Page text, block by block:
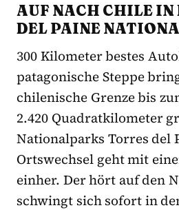
AUF NACH CHILE IN
DEL PAINE
300 Kilometer bestes
patagonische Steppe
chilenische Grenze bis
2.420 Quadratkilometer
Nationalparks Torres del
Ortswechsel geht mit
einher. Der hört auf den
schwingt sich sofort in